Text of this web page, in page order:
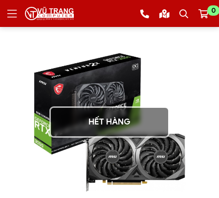
0
HẾT HÀNG